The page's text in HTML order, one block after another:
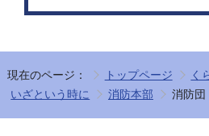
現在のページ： トップページ
く
いざという時に
消防本部 消防団